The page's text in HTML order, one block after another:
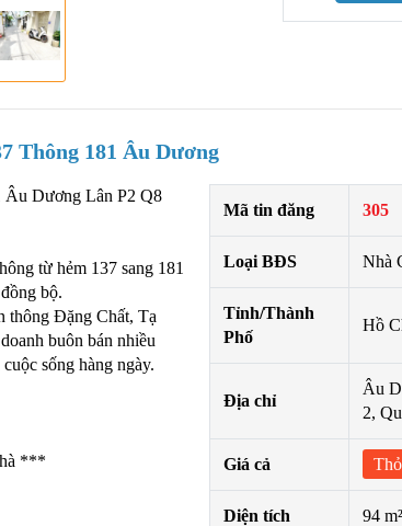
Thông 181 Âu Dương
Mã tin đăng 305
Loại BĐS Nhà
Tỉnh/Thành
Phố
Hồ
Địa chỉ
Âu
2,
Giá cả
Diện tích 94 m²
Âu Dương Lân P2 Q8
từ hẻm 137 sang 181
bộ.
thông Đặng Chất, Tạ
buôn bán nhiều
sống hàng ngày.
***